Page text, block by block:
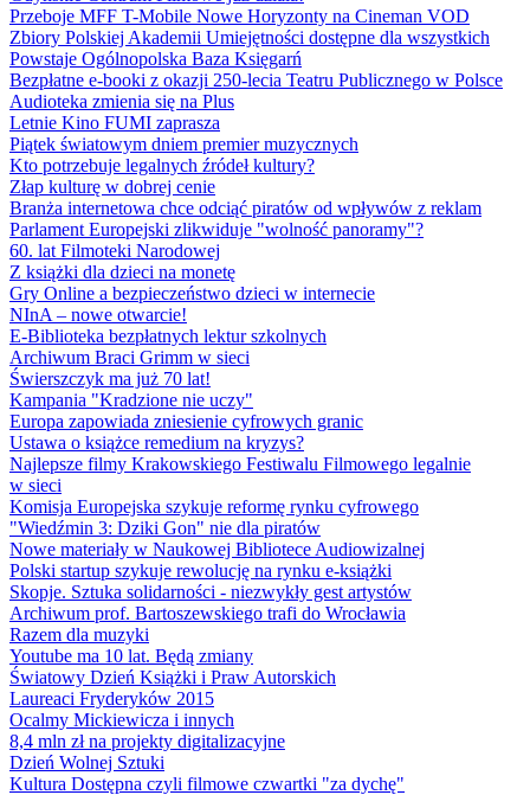
Przeboje MFF T-Mobile Nowe Horyzonty na Cineman VOD
Zbiory Polskiej Akademii Umiejętności dostępne dla wszystkich
Powstaje Ogólnopolska Baza Księgarń
Bezpłatne e-booki z okazji 250-lecia Teatru Publicznego w Polsce
Audioteka zmienia się na Plus
Letnie Kino FUMI zaprasza
Piątek światowym dniem premier muzycznych
Kto potrzebuje legalnych źródeł kultury?
Złap kulturę w dobrej cenie
Branża internetowa chce odciąć piratów od wpływów z reklam
Parlament Europejski zlikwiduje "wolność panoramy"?
60. lat Filmoteki Narodowej
Z książki dla dzieci na monetę
Gry Online a bezpieczeństwo dzieci w internecie
NInA – nowe otwarcie!
E-Biblioteka bezpłatnych lektur szkolnych
Archiwum Braci Grimm w sieci
Świerszczyk ma już 70 lat!
Kampania "Kradzione nie uczy"
Europa zapowiada zniesienie cyfrowych granic
Ustawa o książce remedium na kryzys?
Najlepsze filmy Krakowskiego Festiwalu Filmowego legalnie
w sieci
Komisja Europejska szykuje reformę rynku cyfrowego
"Wiedźmin 3: Dziki Gon" nie dla piratów
Nowe materiały w Naukowej Bibliotece Audiowizalnej
Polski startup szykuje rewolucję na rynku e-książki
Skopje. Sztuka solidarności - niezwykły gest artystów
Archiwum prof. Bartoszewskiego trafi do Wrocławia
Razem dla muzyki
Youtube ma 10 lat. Będą zmiany
Światowy Dzień Książki i Praw Autorskich
Laureaci Fryderyków 2015
Ocalmy Mickiewicza i innych
8,4 mln zł na projekty digitalizacyjne
Dzień Wolnej Sztuki
Kultura Dostępna czyli filmowe czwartki "za dychę"